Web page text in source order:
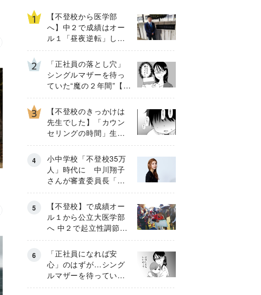
【不登校から医学部
へ】中２で成績はオー
ル１「昼夜逆転」した
わが子を”夜遊び”に連れ
出した母の気づき
「正社員の落とし穴」
シングルマザーを待っ
ていた“魔の２年間”【後
編】
【不登校のきっかけは
先生でした】「カウン
セリングの時間」生徒
の情報をバラしたの
は…《第２話》
小中学校「不登校35万
人」時代に 中川翔子
さんが審査委員長「不
登校生動画甲子園
2026」が開催
【不登校】で成績オー
ル１から公立大医学部
へ 中２で起立性調節障
害「治るまで３年」の
診断 そのとき母は
「正社員になれば安
心」のはずが…シング
ルマザーを待ってい
た“魔の２年間”【前編】